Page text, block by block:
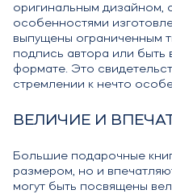
оригинальным дизайном,
особенностями
выпущены ограниченным
подпись автора или
формате. Это
стремлении к нечто
ВЕЛИЧИЕ И
Большие подарочные
размером, но и
могут быть посвящены